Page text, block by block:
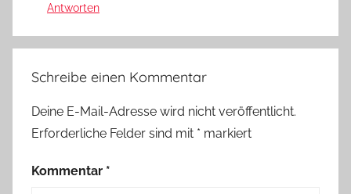
Antworten
Schreibe einen Kommentar
Deine E-Mail-Adresse wird nicht veröffentlicht.
Erforderliche Felder sind mit * markiert
Kommentar *